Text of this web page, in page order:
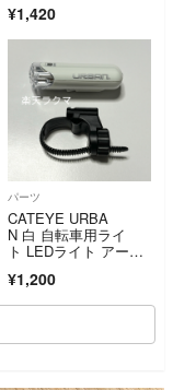
¥1,420
パーツ
CATEYE URBA
N 白 自転車用ライ
ト LEDライト アーバ
¥1,200